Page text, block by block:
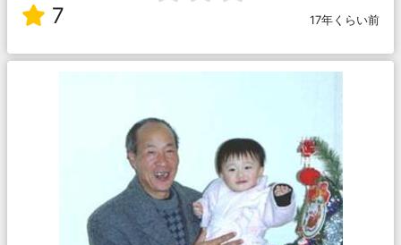
7 17年くらい前